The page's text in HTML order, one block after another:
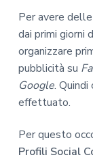
Per avere
dai primi giorni
organizzare
pubblicità su
Google. Quindi
effettuato.
Per questo
Profili Social